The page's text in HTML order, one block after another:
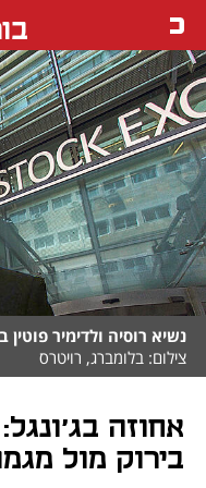
נשיא רוסיה ולדימיר פוטין
צילום: בלומברג, רויטרס
אחוזה
בירוק מול